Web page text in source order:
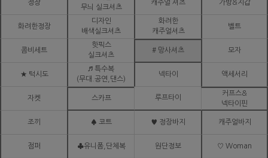
정장
무늬 실크셔츠
캐주얼 셔츠 가방&지갑
화려한정장
디자인
배색실크셔츠
화려한
캐주얼셔츠
벨트
콤비세트
핫픽스
실크셔츠
# 망사셔츠 모자
★ 턱시도
♬ 특수복
(무대.공연,댄스)
넥타이 액세서리
자켓 스카프 루프타이
커프스&
넥타이핀
조끼 ♠ 코트 ♥ 정장바지 캐주얼바지
점퍼 ♣유니폼,단체복 원단정보 ♡ Woman